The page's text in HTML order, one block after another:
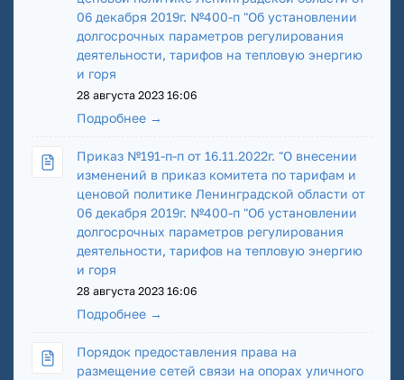
06 декабря 2019г. №400-п "Об установлении
долгосрочных параметров регулирования
деятельности, тарифов на тепловую энергию
и горя
28 августа 2023 16:06
Подробнее →
Приказ №191-п-п от 16.11.2022г. "О внесении
изменений в приказ комитета по тарифам и
ценовой политике Ленинградской области от
06 декабря 2019г. №400-п "Об установлении
долгосрочных параметров регулирования
деятельности, тарифов на тепловую энергию
и горя
28 августа 2023 16:06
Подробнее →
Порядок предоставления права на
размещение сетей связи на опорах уличного